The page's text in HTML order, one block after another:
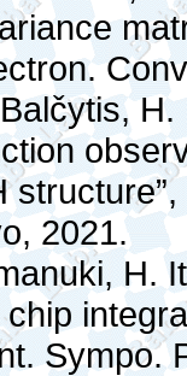
2021.
H.
Sympo.